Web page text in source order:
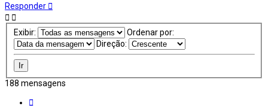
ao
topo
Responder
Exibir:
Ordenar por:
Direção:
188 mensagens